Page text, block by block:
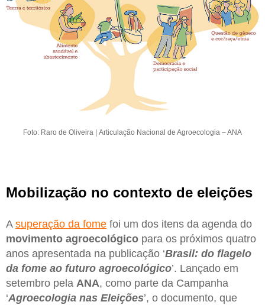
Foto: Raro de Oliveira | Articulação Nacional de Agroecologia – ANA
Mobilização no contexto de eleições
A superação da fome foi um dos itens da agenda do
movimento agroecológico para os próximos quatro
anos apresentada na publicação ‘Brasil: do flagelo
da fome ao futuro agroecológico’. Lançado em
setembro pela ANA, como parte da Campanha
‘Agroecologia nas Eleições’, o documento, que